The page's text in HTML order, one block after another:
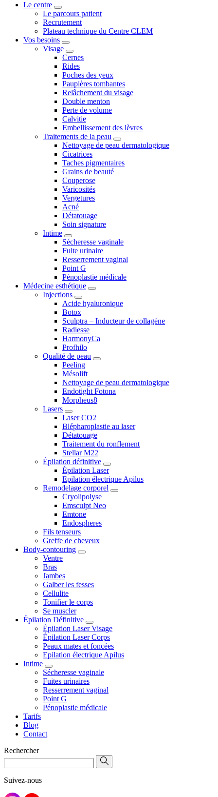
Le centre
Le parcours patient
Recrutement
Plateau technique du Centre CLEM
Vos besoins
Visage
Cernes
Rides
Poches des yeux
Paupières tombantes
Relâchement du visage
Double menton
Perte de volume
Calvitie
Embellissement des lèvres
Traitements de la peau
Nettoyage de peau dermatologique
Cicatrices
Taches pigmentaires
Grains de beauté
Couperose
Varicosités
Vergetures
Acné
Détatouage
Soin signature
Intime
Sécheresse vaginale
Fuite urinaire
Resserrement vaginal
Point G
Pénoplastie médicale
Médecine esthétique
Injections
Acide hyaluronique
Botox
Sculptra – Inducteur de collagène
Radiesse
HarmonyCa
Profhilo
Qualité de peau
Peeling
Mésolift
Nettoyage de peau dermatologique
Endotight Fotona
Morpheus8
Lasers
Laser CO2
Blépharoplastie au laser
Détatouage
Traitement du ronflement
Stellar M22
Épilation définitive
Épilation Laser
Epilation électrique Apilus
Remodelage corporel
Cryolipolyse
Emsculpt Neo
Emtone
Endospheres
Fils tenseurs
Greffe de cheveux
Body-contouring
Ventre
Bras
Jambes
Galber les fesses
Cellulite
Tonifier le corps
Se muscler
Épilation Définitive
Épilation Laser Visage
Épilation Laser Corps
Peaux mates et foncées
Epilation électrique Apilus
Intime
Sécheresse vaginale
Fuites urinaires
Resserrement vaginal
Point G
Pénoplastie médicale
Tarifs
Blog
Contact
Rechercher
Suivez-nous